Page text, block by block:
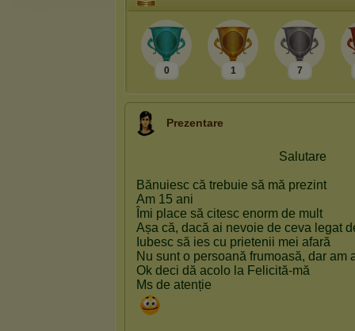
0 1 7
Prezentare